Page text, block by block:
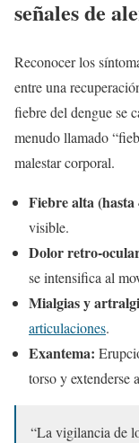
señales de
Reconocer los
entre una
fiebre del dengue se
menudo llamado
malestar corporal.
Fiebre alta (hasta
visible.
Dolor retro-
se intensifica al
Mialgias y
articulaciones.
Exantema:
torso y extenderse
“La vigilancia de